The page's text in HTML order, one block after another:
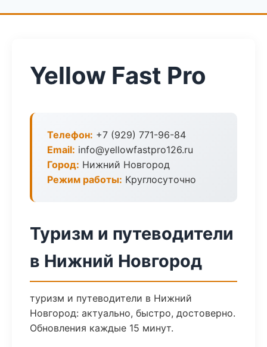
Yellow Fast Pro
Телефон: +7 (929) 771-96-84
Email: info@yellowfastpro126.ru
Город: Нижний Новгород
Режим работы: Круглосуточно
Туризм и путеводители
в Нижний Новгород
туризм и путеводители в Нижний
Новгород: актуально, быстро, достоверно.
Обновления каждые 15 минут.